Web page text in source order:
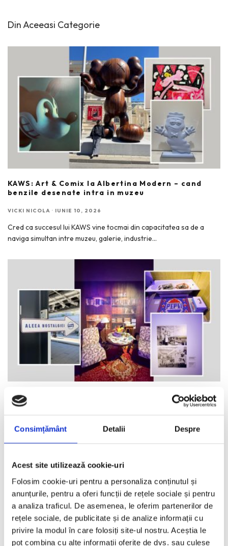
Consimțământ Detalii Despre
Acest site utilizează cookie-uri
Folosim cookie-uri pentru a personaliza conținutul și
anunțurile, pentru a oferi funcții de rețele sociale și pentru
a analiza traficul. De asemenea, le oferim partenerilor de
rețele sociale, de publicitate și de analize informații cu
privire la modul în care folosiți site-ul nostru. Aceștia le
pot combina cu alte informații oferite de dvs. sau culese
Din Aceeasi Categorie
KAWS: Art & Comix la Albertina Modern – cand
benzile desenate intra in muzeu
VICKI NICOLA · IUNIE 10, 2026
Cred ca succesul lui KAWS vine tocmai din capacitatea sa de a
naviga simultan intre muzeu, galerie, industrie...
60 de ani de Pepsi, celebrati printr-o expozitie-
eveniment